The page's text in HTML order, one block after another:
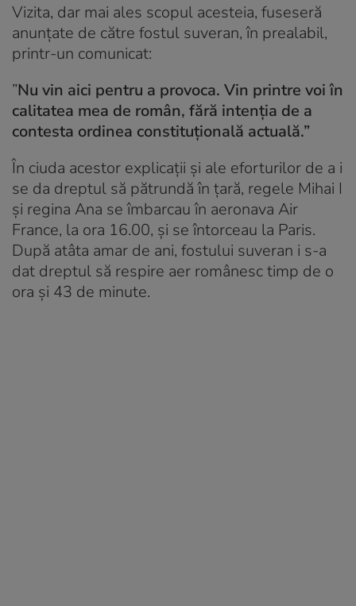
Vizita, dar mai ales scopul acesteia, fuseseră
anunțate de către fostul suveran, în prealabil,
printr-un comunicat:
”Nu vin aici pentru a provoca. Vin printre voi în
calitatea mea de român, fără intenția de a
contesta ordinea constituțională actuală.”
În ciuda acestor explicații și ale eforturilor de a i
se da dreptul să pătrundă în țară, regele Mihai I
și regina Ana se îmbarcau în aeronava Air
France, la ora 16.00, și se întorceau la Paris.
După atâta amar de ani, fostului suveran i s-a
dat dreptul să respire aer românesc timp de o
ora și 43 de minute.